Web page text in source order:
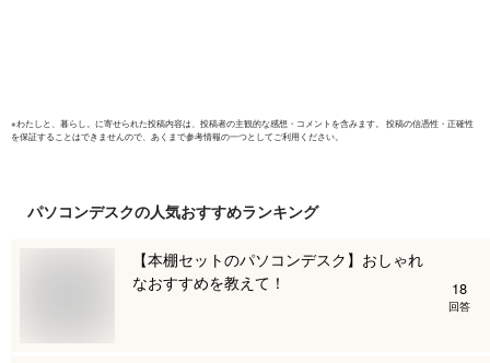
※わたしと、暮らし。 に寄せられた投稿内容は、投稿者の主観的な感想・コメントを含みます。 投稿の信憑性・正確性
を保証することはできませんので、あくまで参考情報の一つとしてご利用ください。
パソコンデスクの人気おすすめランキング
【本棚セットのパソコンデスク】おしゃれ
なおすすめを教えて！
18
回答